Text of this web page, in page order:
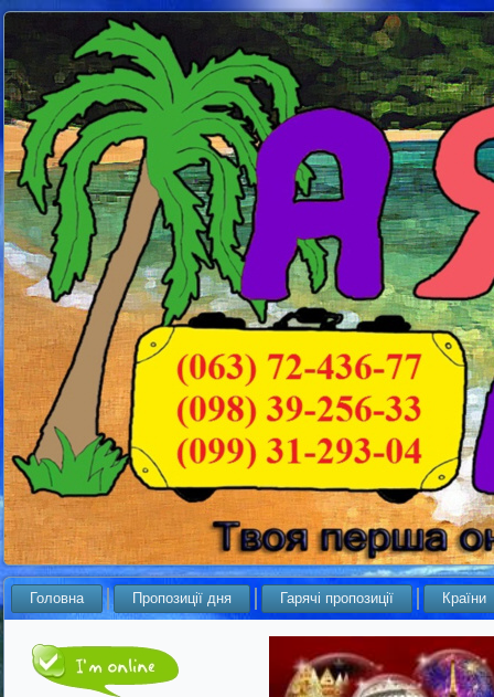
Головна Пропозиції дня Гарячі пропозиції Країни